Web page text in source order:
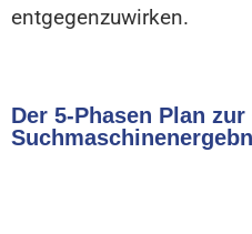
entgegenzuwirken.
Der 5-Phasen Plan